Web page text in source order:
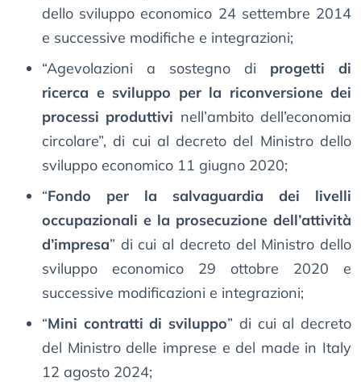
dello sviluppo economico 24 settembre 2014
e successive modifiche e integrazioni;
“Agevolazioni a sostegno di progetti di
ricerca e sviluppo per la riconversione dei
processi produttivi nell’ambito dell’economia
circolare”, di cui al decreto del Ministro dello
sviluppo economico 11 giugno 2020;
“Fondo per la salvaguardia dei livelli
occupazionali e la prosecuzione dell’attività
d’impresa” di cui al decreto del Ministro dello
sviluppo economico 29 ottobre 2020 e
successive modificazioni e integrazioni;
“Mini contratti di sviluppo” di cui al decreto
del Ministro delle imprese e del made in Italy
12 agosto 2024;